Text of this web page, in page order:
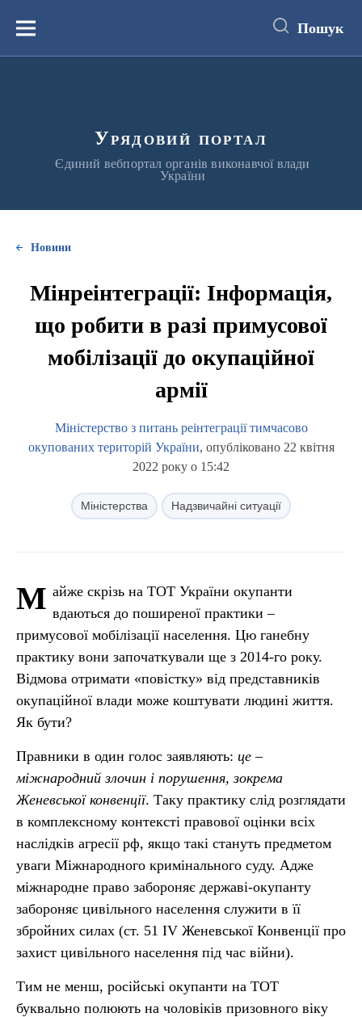
вмістуМеню Пошук
Урядовий портал
Єдиний вебпортал органів виконавчої влади
України
Новини
Мінреінтеграції: Інформація,
що робити в разі примусової
мобілізації до окупаційної
армії
Міністерство з питань реінтеграції тимчасово
окупованих територій України, опубліковано 22 квітня
2022 року о 15:42
Міністерства Надзвичайні ситуації
М айже скрізь на ТОТ України окупанти
вдаються до поширеної практики –
примусової мобілізації населення. Цю ганебну
практику вони започаткували ще з 2014-го року.
Відмова отримати «повістку» від представників
окупаційної влади може коштувати людині життя.
Як бути?
Правники в один голос заявляють: це –
міжнародний злочин і порушення, зокрема
Женевської конвенції. Таку практику слід розглядати
в комплексному контексті правової оцінки всіх
наслідків агресії рф, якщо такі стануть предметом
уваги Міжнародного кримінального суду. Адже
міжнародне право забороняє державі-окупанту
забороняє цивільного населення служити в її
збройних силах (ст. 51 IV Женевської Конвенції про
захист цивільного населення під час війни).
Тим не менш, російські окупанти на ТОТ
буквально полюють на чоловіків призовного віку